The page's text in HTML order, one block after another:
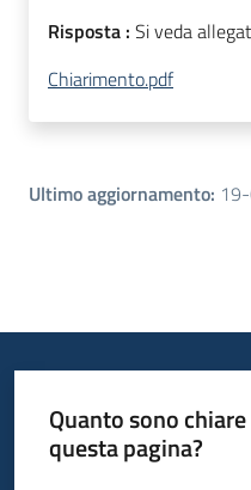
Risposta : Si veda
Chiarimento.pdf
Ultimo aggiornamento:
Quanto sono
questa pagina?